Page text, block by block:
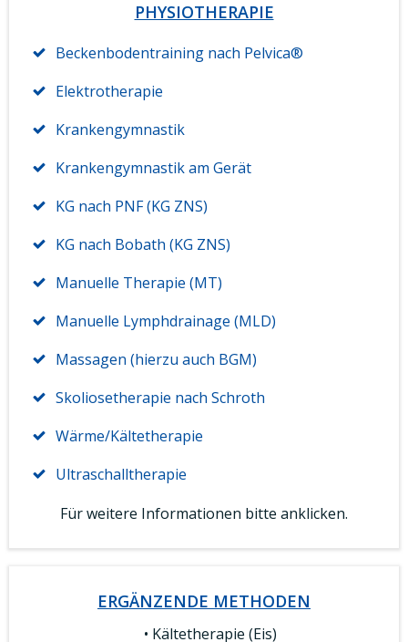
PHYSIOTHERAPIE
Beckenbodentraining nach Pelvica®
Elektrotherapie
Krankengymnastik
Krankengymnastik am Gerät
KG nach PNF (KG ZNS)
KG nach Bobath (KG ZNS)
Manuelle Therapie (MT)
Manuelle Lymphdrainage (MLD)
Massagen (hierzu auch BGM)
Skoliosetherapie nach Schroth
Wärme/Kältetherapie
Ultraschalltherapie
Für weitere Informationen bitte anklicken.
ERGÄNZENDE METHODEN
Kältetherapie (Eis)